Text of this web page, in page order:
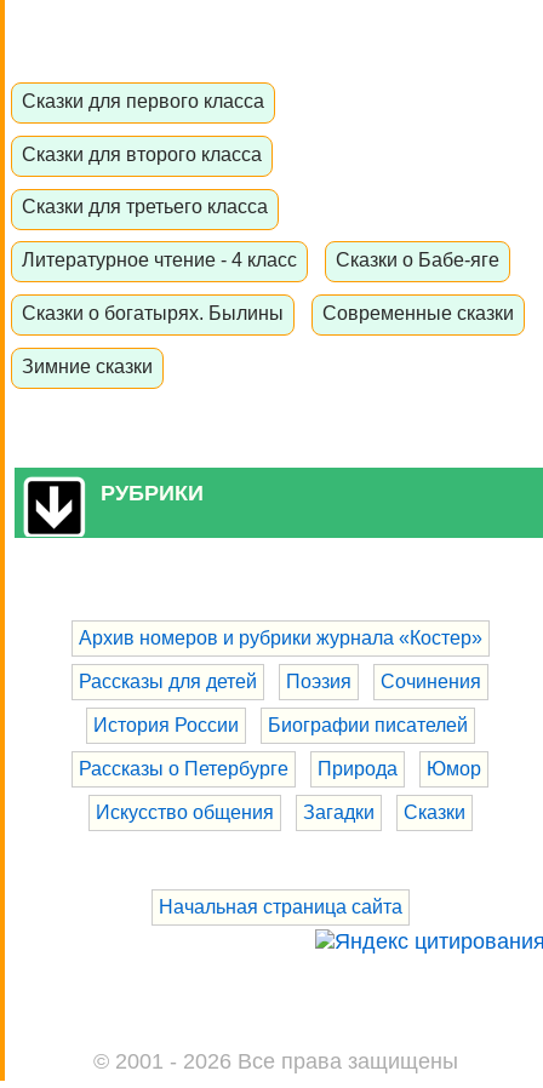
Сказки для первого класса
Сказки для второго класса
Сказки для третьего класса
Литературное чтение - 4 класс Сказки о Бабе-яге
Сказки о богатырях. Былины Современные сказки
Зимние сказки
РУБРИКИ
Архив номеров и рубрики журнала «Костер»
Рассказы для детей Поэзия Сочинения
История России Биографии писателей
Рассказы о Петербурге Природа Юмор
Искусство общения Загадки Сказки
Начальная страница сайта
© 2001 - 2026 Все права защищены